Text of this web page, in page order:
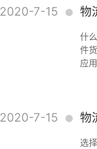
2020-7-15 物
什
件
应
2020-7-15 物
选